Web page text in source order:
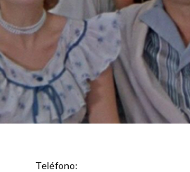
Teléfono: